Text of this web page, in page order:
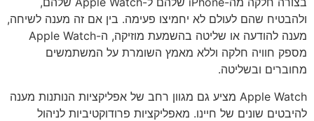
ולהבטיח שהם לעולם לא יחמיצו פעימה. בין אם זה מענה לשיחה,
מענה להודעה או שליטה בהשמעת מוזיקה, ה-Apple Watch
מספק חוויה חלקה וללא מאמץ השומרת על המשתמשים
מחוברים ובשליטה.
Apple Watch מציע גם מגוון רחב של אפליקציות הנותנות מענה
להיבטים שונים של חיינו. מאפליקציות פרודוקטיביות לניהול